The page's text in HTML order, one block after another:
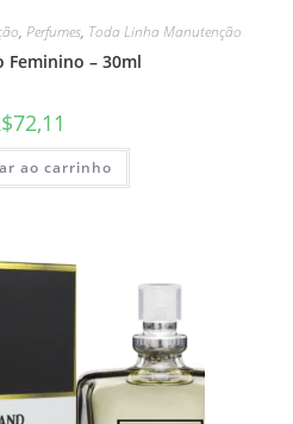
, Perfumes, Toda Linha Manutenção
Feminino – 30ml
72,11
ao carrinho